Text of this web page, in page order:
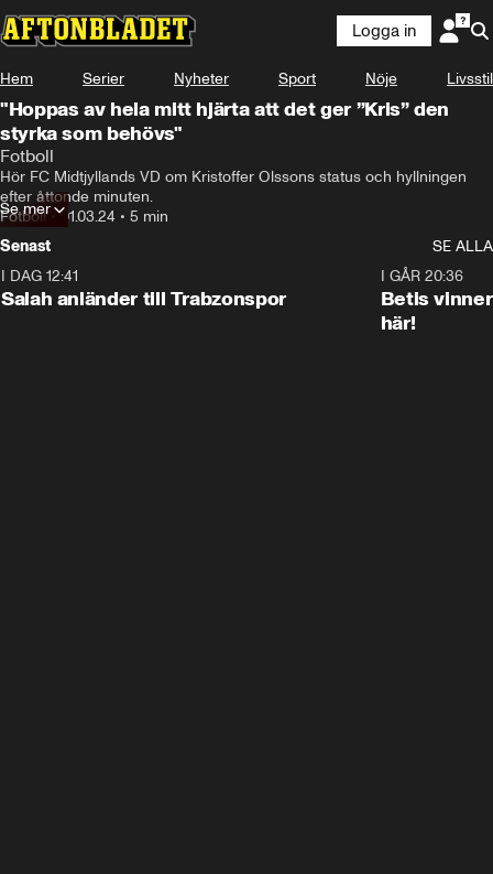
Logga in
Hem Serier Nyheter Sport Nöje Livsstil
"Hoppas av hela mitt hjärta att det ger ”Kris” den
styrka som behövs"
Fotboll
Hör FC Midtjyllands VD om Kristoffer Olssons status och hyllningen
efter åttonde minuten.
Fotboll•01.03.24 • 5 min
Se mer
Senast
SE ALLA
I DAG 12:41
Salah anländer till Trabzonspor
I GÅR 20:36
Betis
här!